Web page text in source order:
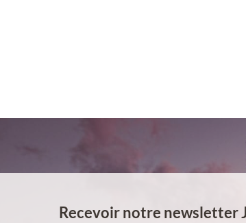
Recevoir notre newsletter